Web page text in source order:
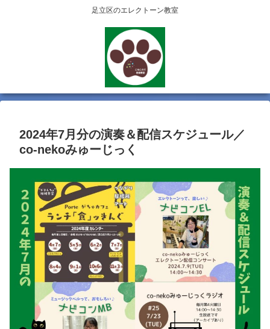
足立区のエレクトーン教室
2024年7月分の演奏＆配信スケジュール／
co-nekoみゅーじっく